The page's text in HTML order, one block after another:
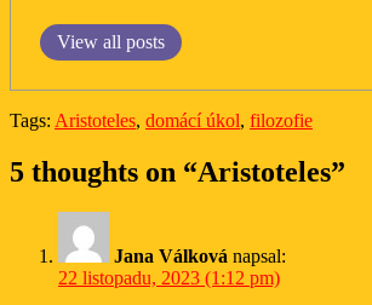
View all posts
Tags: Aristoteles, domácí úkol, filozofie
5 thoughts on “Aristoteles”
Jana Válková napsal:
22 listopadu, 2023 (1:12 pm)